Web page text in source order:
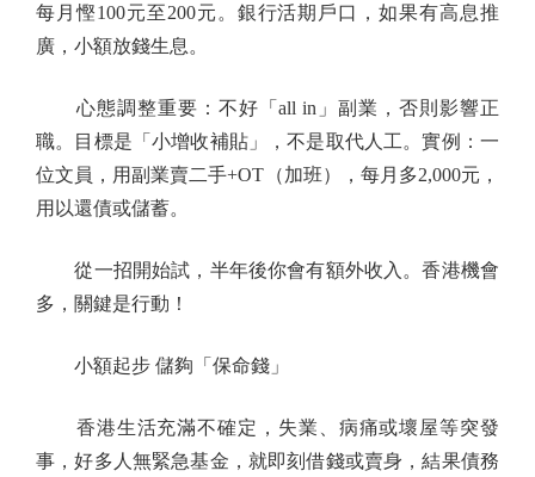
每月慳100元至200元。銀行活期戶口，如果有高息推
廣，小額放錢生息。
心態調整重要：不好「all in」副業，否則影響正
職。目標是「小增收補貼」，不是取代人工。實例：一
位文員，用副業賣二手+OT（加班），每月多2,000元，
用以還債或儲蓄。
從一招開始試，半年後你會有額外收入。香港機會
多，關鍵是行動！
小額起步 儲夠「保命錢」
香港生活充滿不確定，失業、病痛或壞屋等突發
事，好多人無緊急基金，就即刻借錢或賣身，結果債務